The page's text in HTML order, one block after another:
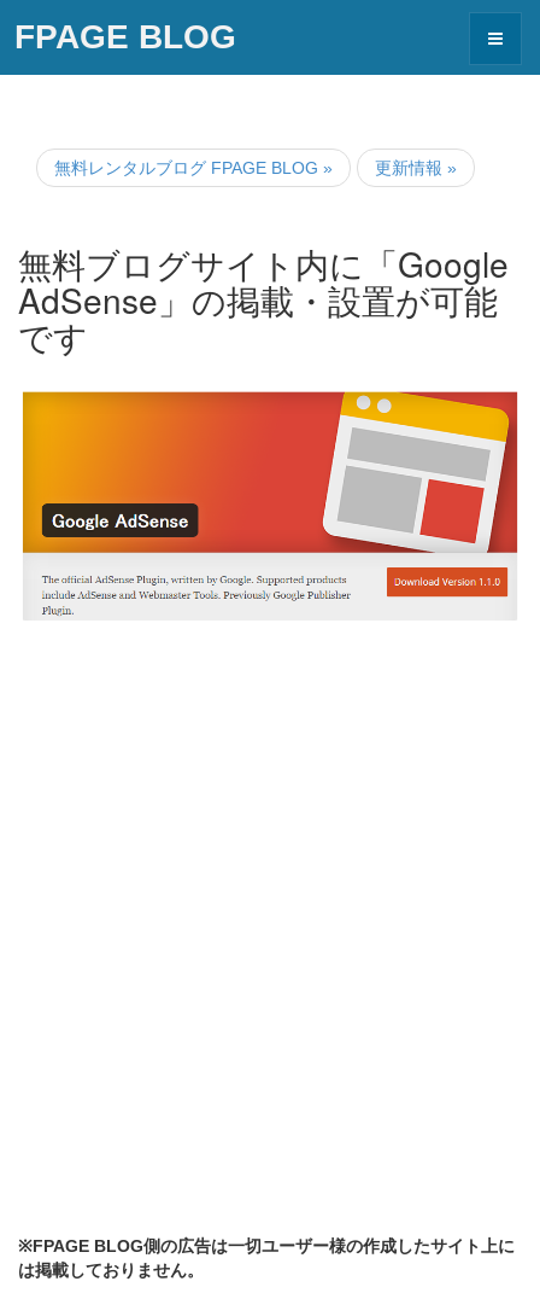
Toggle
FPAGE BLOG
無料レンタルブログ FPAGE BLOG » 更新情報 »
無料ブログサイト内に「Google
AdSense」の掲載・設置が可能
です
※FPAGE BLOG側の広告は一切ユーザー様の作成したサイト上に
は掲載しておりません。